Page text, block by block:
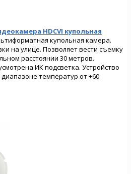
HDCVI купольная
купольная камера.
на улице. Позволяет вести съемку
расстоянии 30 метров.
ИК подсветка. Устройство
температур от +60